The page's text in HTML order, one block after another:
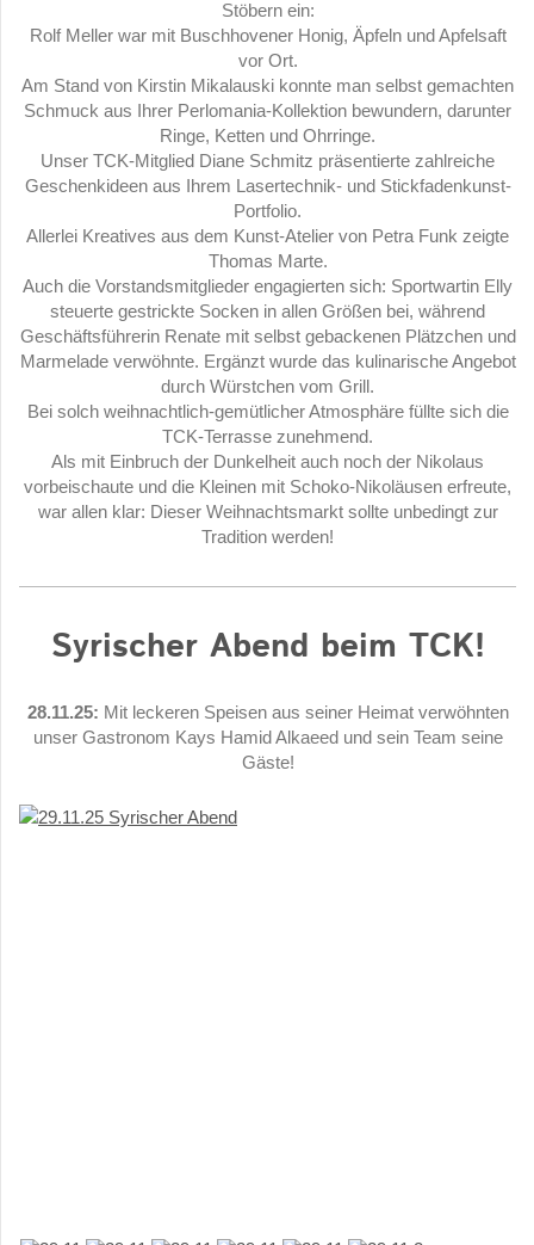
Stöbern ein:
Rolf Meller war mit Buschhovener Honig, Äpfeln und Apfelsaft
vor Ort.
Am Stand von Kirstin Mikalauski konnte man selbst gemachten
Schmuck aus Ihrer Perlomania-Kollektion bewundern, darunter
Ringe, Ketten und Ohrringe.
Unser TCK-Mitglied Diane Schmitz präsentierte zahlreiche
Geschenkideen aus Ihrem Lasertechnik- und Stickfadenkunst-
Portfolio.
Allerlei Kreatives aus dem Kunst-Atelier von Petra Funk zeigte
Thomas Marte.
Auch die Vorstandsmitglieder engagierten sich: Sportwartin Elly
steuerte gestrickte Socken in allen Größen bei, während
Geschäftsführerin Renate mit selbst gebackenen Plätzchen und
Marmelade verwöhnte. Ergänzt wurde das kulinarische Angebot
durch Würstchen vom Grill.
Bei solch weihnachtlich-gemütlicher Atmosphäre füllte sich die
TCK-Terrasse zunehmend.
Als mit Einbruch der Dunkelheit auch noch der Nikolaus
vorbeischaute und die Kleinen mit Schoko-Nikoläusen erfreute,
war allen klar: Dieser Weihnachtsmarkt sollte unbedingt zur
Tradition werden!
Syrischer Abend beim TCK!
28.11.25: Mit leckeren Speisen aus seiner Heimat verwöhnten
unser Gastronom Kays Hamid Alkaeed und sein Team seine
Gäste!